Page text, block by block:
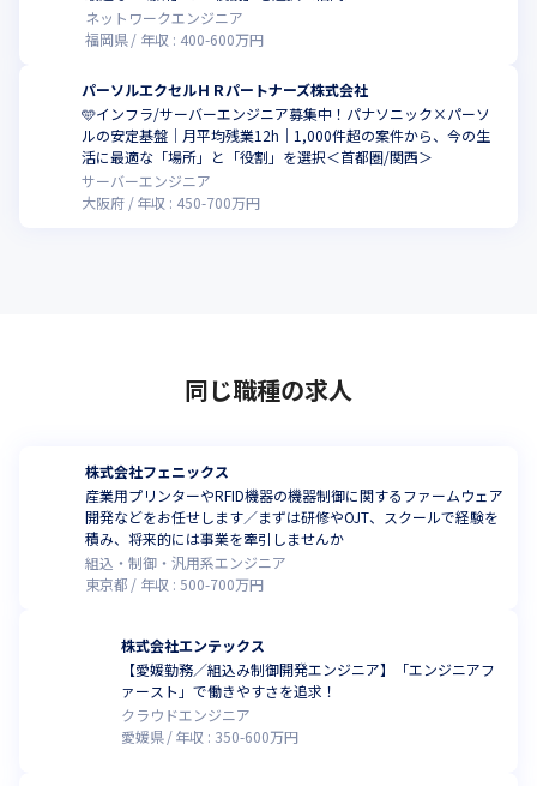
ネットワークエンジニア
福岡県
年収 : 400-600万円
パーソルエクセルＨＲパートナーズ株式会社
🩵インフラ/サーバーエンジニア募集中！パナソニック×パーソ
ルの安定基盤｜月平均残業12h｜1,000件超の案件から、今の生
活に最適な「場所」と「役割」を選択＜首都圏/関西＞
サーバーエンジニア
大阪府
年収 : 450-700万円
同じ職種の求人
株式会社フェニックス
産業用プリンターやRFID機器の機器制御に関するファームウェア
開発などをお任せします／まずは研修やOJT、スクールで経験を
積み、将来的には事業を牽引しませんか
組込・制御・汎用系エンジニア
東京都
年収 : 500-700万円
株式会社エンテックス
【愛媛勤務／組込み制御開発エンジニア】「エンジニアフ
ァースト」で働きやすさを追求！
クラウドエンジニア
愛媛県
年収 : 350-600万円